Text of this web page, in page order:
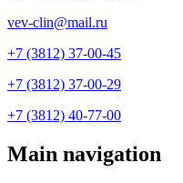
vev-clin@mail.ru
+7 (3812) 37-00-45
+7 (3812) 37-00-29
+7 (3812) 40-77-00
Main navigation